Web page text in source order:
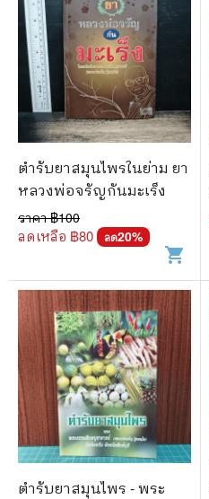
ตำรับยาสมุนไพรในย่าม ยา
หลวงพ่อจรัญกันมะเร็ง
ราคา ฿100
ลดเหลือ ฿80 ลด20%
shopping_cart
ตำรับยาสมุนไพร - พระ